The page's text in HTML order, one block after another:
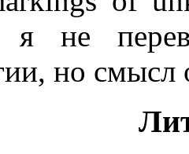
я не
но смысл